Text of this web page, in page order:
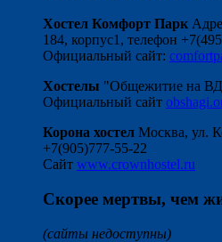
Хостел Комфорт Парк
184, корпус1, телефон
Официальный сайт:
Хостелы "Общежитие на
Официальный сайт
Корона хостел Москва, ул.
+7(905)777-55-22
Сайт www.crownhostel.ru
Скорее мертвы, чем
(сайты недоступны)